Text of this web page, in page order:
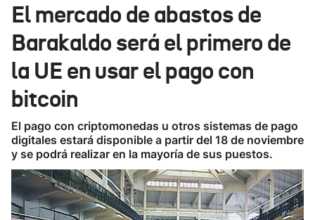
Ikusmiran
Eguraldia
El mercado de abastos de
Barakaldo será el primero de
la UE en usar el pago con
bitcoin
El pago con criptomonedas u otros sistemas de pago
digitales estará disponible a partir del 18 de noviembre
y se podrá realizar en la mayoría de sus puestos.